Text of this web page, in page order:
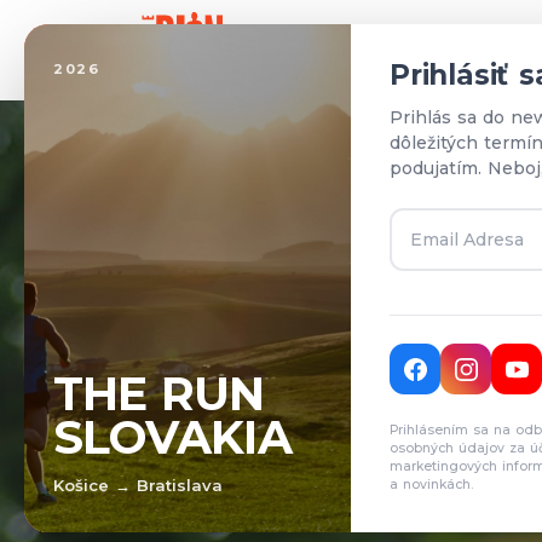
2026
THE RUN
SLOVAKIA
Košice → Bratislava
Prihlásiť
Prihlás sa do
dôležitých
podujatím.
Prihlásením sa na
osobných údajov za
marketingových
a novinkách.